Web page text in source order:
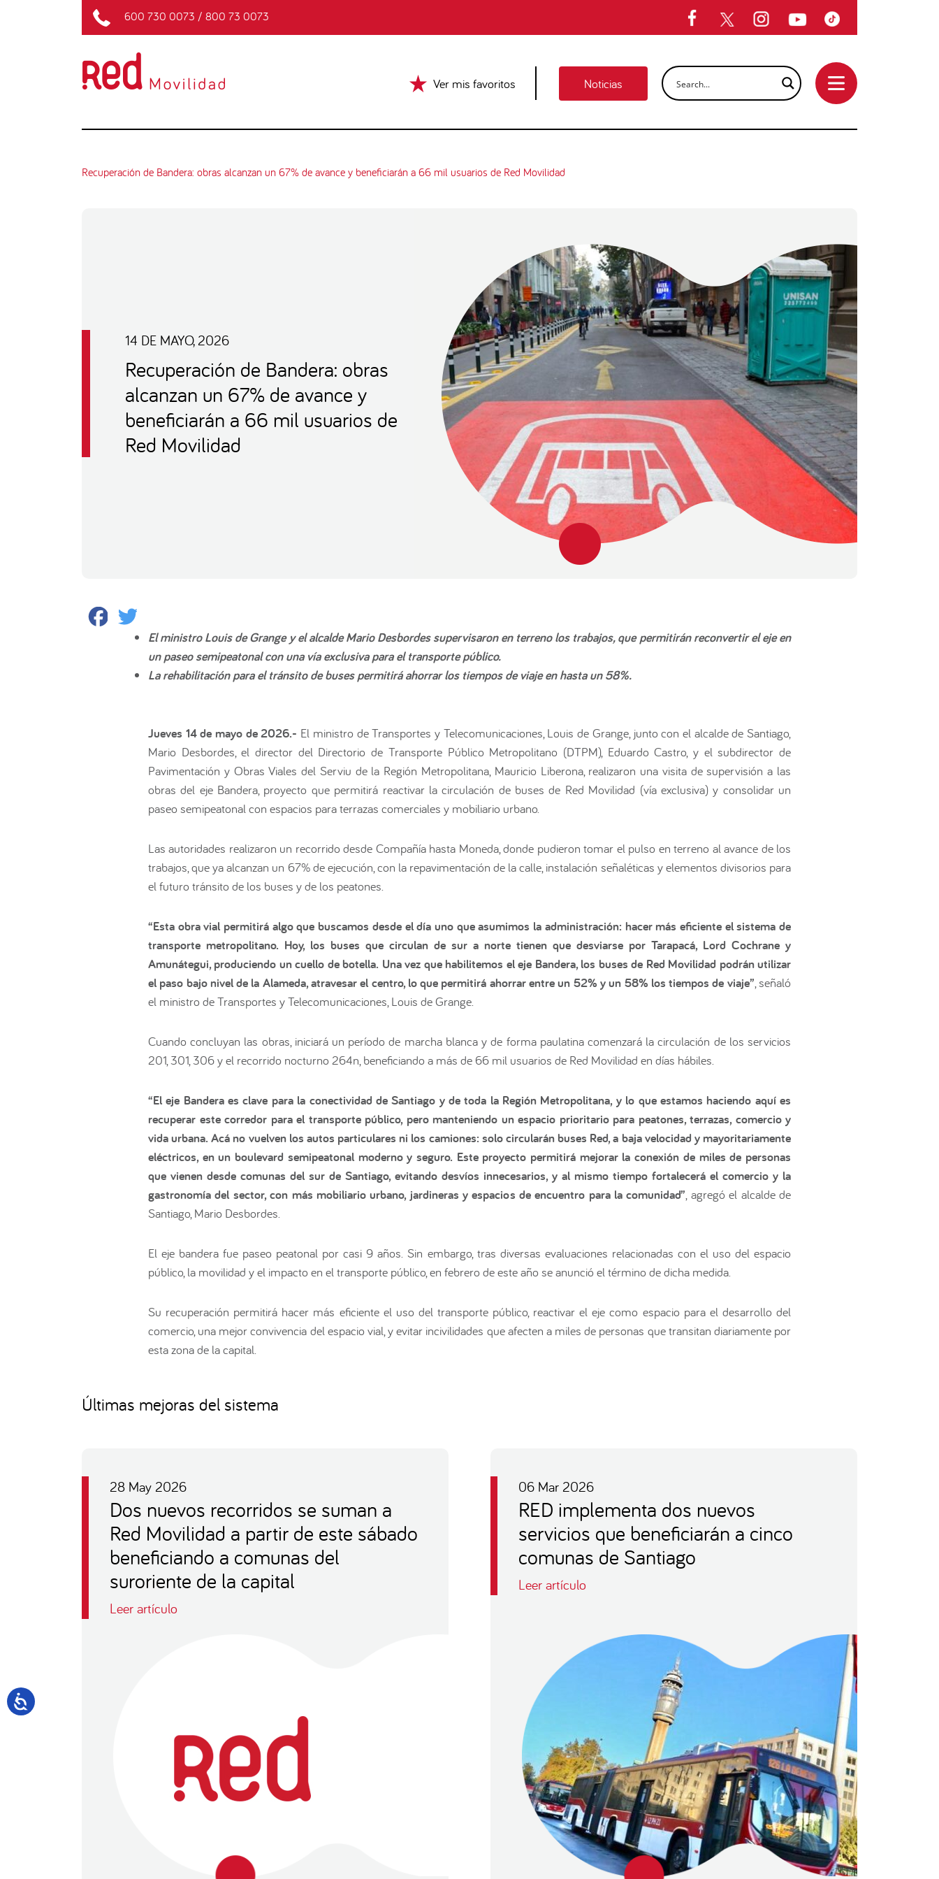
600 730 0073 / 800 73 0073
Ver mis favoritos Noticias
Recuperación de Bandera: obras alcanzan un 67% de avance y beneficiarán a 66 mil usuarios de Red Movilidad
14 DE MAYO, 2026
Recuperación de Bandera: obras
alcanzan un 67% de avance y
beneficiarán a 66 mil usuarios de
Red Movilidad
Facebook
El ministro Louis de Grange y el alcalde Mario Desbordes supervisaron en terreno los trabajos, que permitirán reconvertir el eje en
un paseo semipeatonal con una vía exclusiva para el transporte público.
La rehabilitación para el tránsito de buses permitirá ahorrar los tiempos de viaje en hasta un 58%.
Jueves 14 de mayo de 2026.- El ministro de Transportes y Telecomunicaciones, Louis de Grange, junto con el alcalde de Santiago,
Mario Desbordes, el director del Directorio de Transporte Público Metropolitano (DTPM), Eduardo Castro, y el subdirector de
Pavimentación y Obras Viales del Serviu de la Región Metropolitana, Mauricio Liberona, realizaron una visita de supervisión a las
obras del eje Bandera, proyecto que permitirá reactivar la circulación de buses de Red Movilidad (vía exclusiva) y consolidar un
paseo semipeatonal con espacios para terrazas comerciales y mobiliario urbano.
Las autoridades realizaron un recorrido desde Compañía hasta Moneda, donde pudieron tomar el pulso en terreno al avance de los
trabajos, que ya alcanzan un 67% de ejecución, con la repavimentación de la calle, instalación señaléticas y elementos divisorios para
el futuro tránsito de los buses y de los peatones.
“Esta obra vial permitirá algo que buscamos desde el día uno que asumimos la administración: hacer más eficiente el sistema de
transporte metropolitano. Hoy, los buses que circulan de sur a norte tienen que desviarse por Tarapacá, Lord Cochrane y
Amunátegui, produciendo un cuello de botella. Una vez que habilitemos el eje Bandera, los buses de Red Movilidad podrán utilizar
el paso bajo nivel de la Alameda, atravesar el centro, lo que permitirá ahorrar entre un 52% y un 58% los tiempos de viaje”, señaló
el ministro de Transportes y Telecomunicaciones, Louis de Grange.
Cuando concluyan las obras, iniciará un período de marcha blanca y de forma paulatina comenzará la circulación de los servicios
201, 301, 306 y el recorrido nocturno 264n, beneficiando a más de 66 mil usuarios de Red Movilidad en días hábiles.
“El eje Bandera es clave para la conectividad de Santiago y de toda la Región Metropolitana, y lo que estamos haciendo aquí es
recuperar este corredor para el transporte público, pero manteniendo un espacio prioritario para peatones, terrazas, comercio y
vida urbana. Acá no vuelven los autos particulares ni los camiones: solo circularán buses Red, a baja velocidad y mayoritariamente
eléctricos, en un boulevard semipeatonal moderno y seguro. Este proyecto permitirá mejorar la conexión de miles de personas
que vienen desde comunas del sur de Santiago, evitando desvíos innecesarios, y al mismo tiempo fortalecerá el comercio y la
gastronomía del sector, con más mobiliario urbano, jardineras y espacios de encuentro para la comunidad”, agregó el alcalde de
Santiago, Mario Desbordes.
El eje bandera fue paseo peatonal por casi 9 años. Sin embargo, tras diversas evaluaciones relacionadas con el uso del espacio
público, la movilidad y el impacto en el transporte público, en febrero de este año se anunció el término de dicha medida.
Su recuperación permitirá hacer más eficiente el uso del transporte público, reactivar el eje como espacio para el desarrollo del
comercio, una mejor convivencia del espacio vial, y evitar incivilidades que afecten a miles de personas que transitan diariamente por
esta zona de la capital.
Últimas mejoras del sistema
28 May 2026
Dos nuevos recorridos se suman a
Red Movilidad a partir de este sábado
beneficiando a comunas del
suroriente de la capital
Leer artículo
06 Mar 2026
RED implementa dos nuevos
servicios que beneficiarán a cinco
comunas de Santiago
Leer artículo